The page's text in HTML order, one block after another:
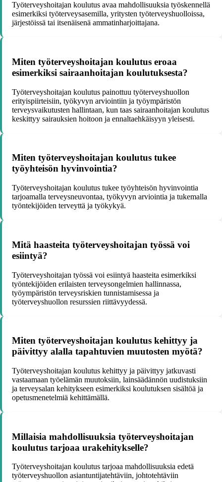
Työterveyshoitajan koulutus avaa mahdollisuuksia työskennellä
esimerkiksi työterveysasemilla, yritysten työterveyshuolloissa,
järjestöissä tai itsenäisenä ammatinharjoittajana.
Miten työterveyshoitajan koulutus eroaa
esimerkiksi sairaanhoitajan koulutuksesta?
Työterveyshoitajan koulutus painottuu työterveyshuollon
erityispiirteisiin, työkyvyn arviointiin ja työympäristön
terveysvaikutusten hallintaan, kun taas sairaanhoitajan koulutus
keskittyy sairauksien hoitoon ja ennaltaehkäisyyn yleisesti.
Miten työterveyshoitajan koulutus tukee
työyhteisön hyvinvointia?
Työterveyshoitajan koulutus tukee työyhteisön hyvinvointia
tarjoamalla terveysneuvontaa, työkyvyn arviointia ja tukemalla
työntekijöiden terveyttä ja työkykyä.
Mitä haasteita työterveyshoitajan työssä voi
esiintyä?
Työterveyshoitajan työssä voi esiintyä haasteita esimerkiksi
työntekijöiden erilaisten terveysongelmien hallinnassa,
työympäristön terveysriskien tunnistamisessa ja
työterveyshuollon resurssien riittävyydessä.
Miten työterveyshoitajan koulutus kehittyy ja
päivittyy alalla tapahtuvien muutosten myötä?
Työterveyshoitajan koulutus kehittyy ja päivittyy jatkuvasti
vastaamaan työelämän muutoksiin, lainsäädännön uudistuksiin
ja terveysalan kehitykseen esimerkiksi koulutuksen sisältöä ja
opetusmenetelmiä kehittämällä.
Millaisia mahdollisuuksia työterveyshoitajan
koulutus tarjoaa urakehitykselle?
Työterveyshoitajan koulutus tarjoaa mahdollisuuksia edetä
työterveyshuollon asiantuntijatehtäviin, johtotehtäviin